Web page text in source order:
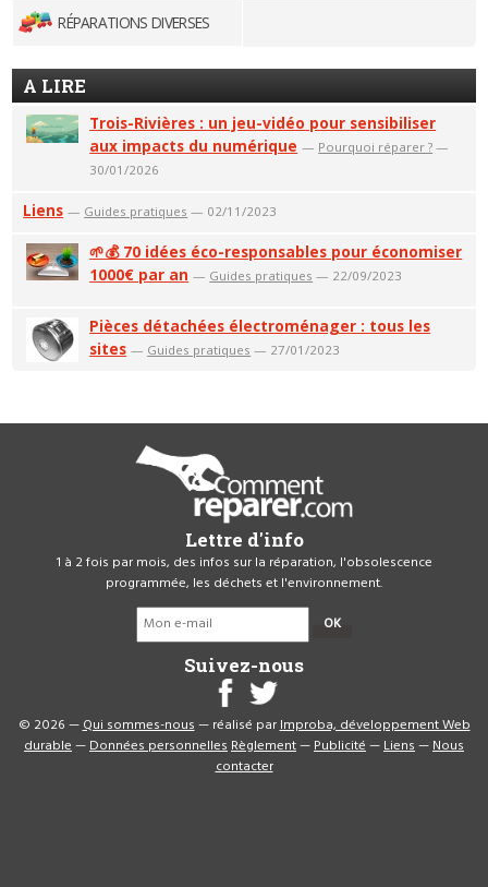
RÉPARATIONS DIVERSES
A LIRE
Trois-Rivières : un jeu-vidéo pour sensibiliser
aux impacts du numérique — Pourquoi réparer ? —
30/01/2026
Liens — Guides pratiques — 02/11/2023
🌱💰 70 idées éco-responsables pour économiser
1000€ par an — Guides pratiques — 22/09/2023
Pièces détachées électroménager : tous les
sites — Guides pratiques — 27/01/2023
Lettre d'info
1 à 2 fois par mois, des infos sur la réparation, l'obsolescence
programmée, les déchets et l'environnement.
OK
Suivez-nous
© 2026 —Qui sommes-nous— réalisé parImproba, développement Web
durable—Données personnellesRèglement—Publicité—Liens—Nous
contacter